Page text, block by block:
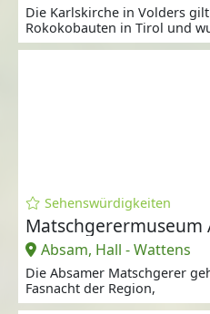
Die Karlskirche in Volders
Rokokobauten in Tirol und
Sehenswürdigkeiten
Matschgerermuseum
Absam, Hall - Wattens
Die Absamer Matschgerer
Fasnacht der Region,